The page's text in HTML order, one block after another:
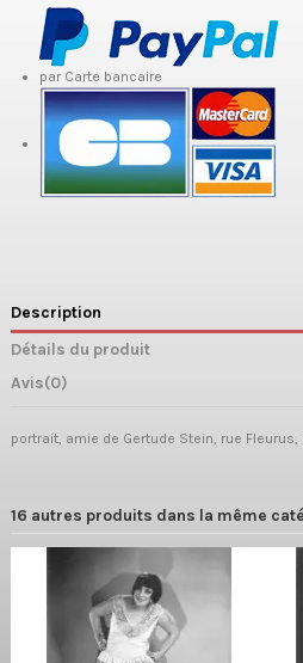
par Carte bancaire
Description
Détails du produit
Avis(0)
portrait, amie de Gertude Stein, rue
16 autres produits dans la même